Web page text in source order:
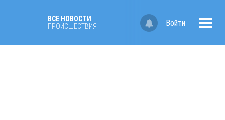
ВСЕ НОВОСТИ
ПРОИСШЕСТВИЯ
Войти